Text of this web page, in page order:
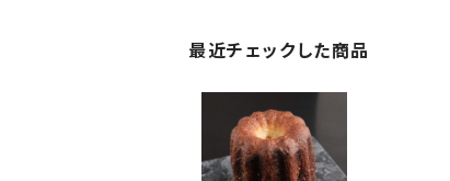
最近チェックした商品